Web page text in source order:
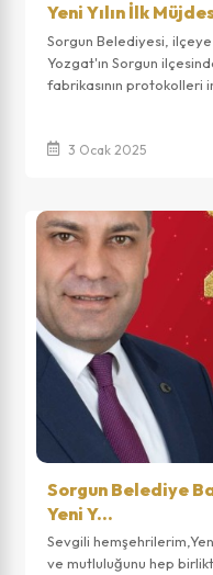
Yeni Yılın İlk
Sorgun Belediyesi, ilçeye
Yozgat'ın Sorgun
fabrikasının protokolleri
3 Ocak 2025
Sorgun Belediye
Yeni Y...
Sevgili
ve mutluluğunu hep